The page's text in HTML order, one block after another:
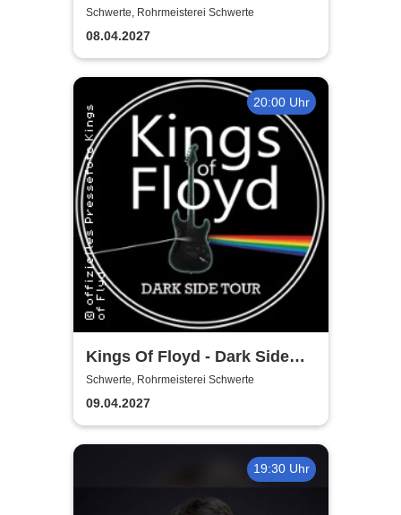
Liebe
Schwerte, Rohrmeisterei Schwerte
08.04.2027
20:00 Uhr
Kings Of Floyd - Dark Side
Tour
Schwerte, Rohrmeisterei Schwerte
09.04.2027
19:30 Uhr